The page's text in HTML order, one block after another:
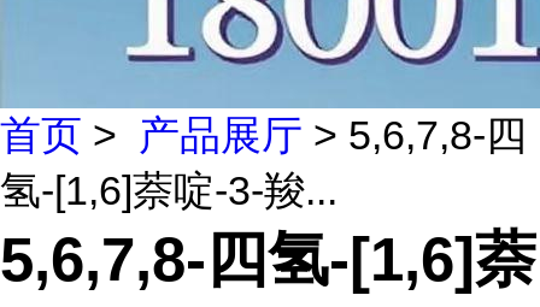
首页 > 产品展厅 > 5,6,7,8-四
氢-[1,6]萘啶-3-羧...
5,6,7,8-四氢-[1,6]萘